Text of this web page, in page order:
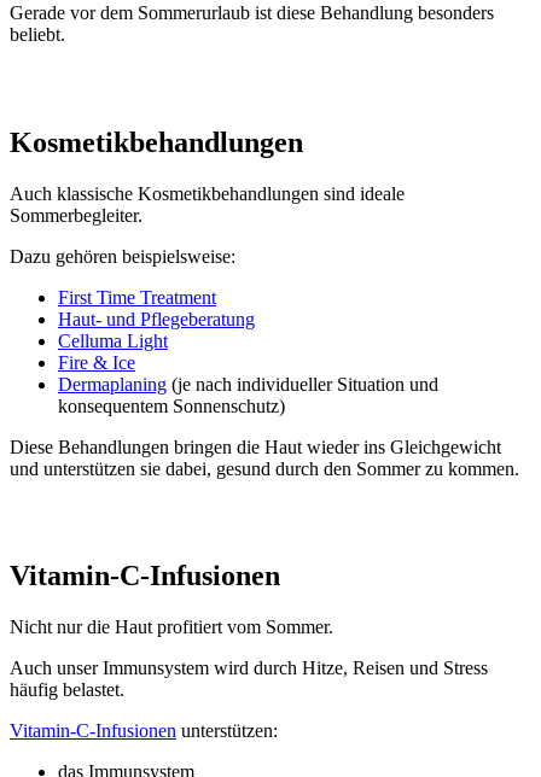
Gerade vor dem Sommerurlaub ist diese Behandlung besonders
beliebt.
Kosmetikbehandlungen
Auch klassische Kosmetikbehandlungen sind ideale
Sommerbegleiter.
Dazu gehören beispielsweise:
First Time Treatment
Haut- und Pflegeberatung
Celluma Light
Fire & Ice
Dermaplaning (je nach individueller Situation und
konsequentem Sonnenschutz)
Diese Behandlungen bringen die Haut wieder ins Gleichgewicht
und unterstützen sie dabei, gesund durch den Sommer zu kommen.
Vitamin-C-Infusionen
Nicht nur die Haut profitiert vom Sommer.
Auch unser Immunsystem wird durch Hitze, Reisen und Stress
häufig belastet.
Vitamin-C-Infusionen unterstützen:
das Immunsystem